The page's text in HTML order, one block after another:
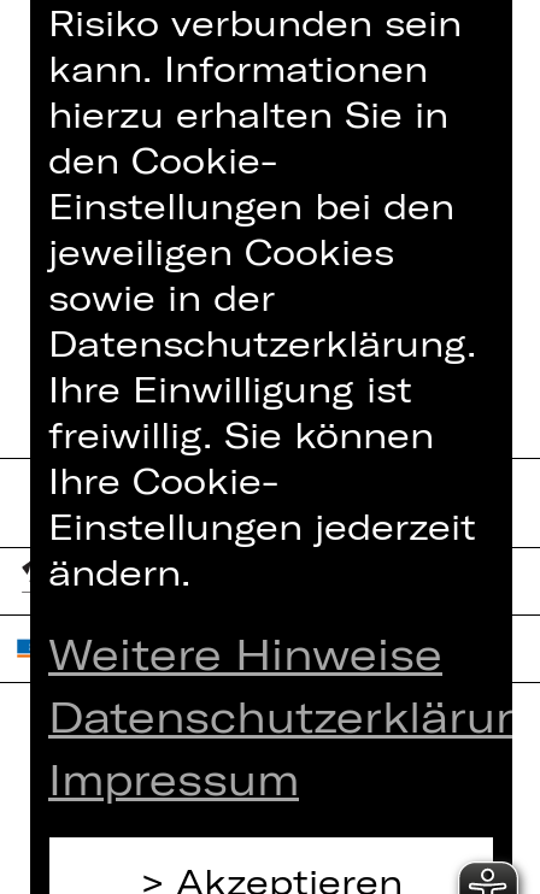
Weitere Chöre
Extrachor des Staatstheaters
Nürnberg
Home
Spielplan
Künstler*innen
Newsletter
Jobs
Interner Bereich
ZVB/L
AGB
Risiko verbunden sein
kann. Informationen
hierzu erhalten Sie in
den Cookie-
Einstellungen bei den
jeweiligen Cookies
sowie in der
Datenschutzerklärung.
Ihre Einwilligung ist
freiwillig. Sie können
Ihre Cookie-
Einstellungen jederzeit
ändern.
Weitere Hinweise
Impressum
Akzeptieren